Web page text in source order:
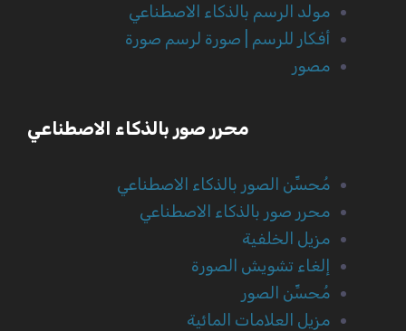
مولد الرسم بالذكاء الاصطناعي
أفكار للرسم | صورة لرسم صورة
مصور
محرر صور بالذكاء الاصطناعي
مُحسِّن الصور بالذكاء الاصطناعي
محرر صور بالذكاء الاصطناعي
مزيل الخلفية
إلغاء تشويش الصورة
مُحسِّن الصور
مزيل العلامات المائية